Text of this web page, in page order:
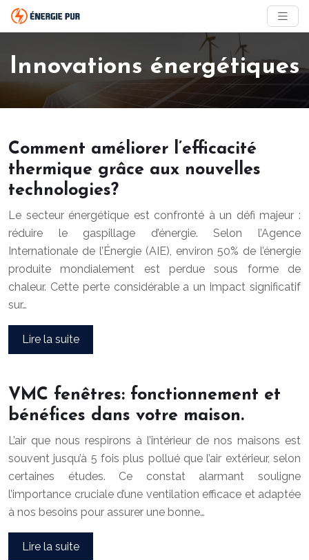
Innovations énergétiques
Comment améliorer l’efficacité
thermique grâce aux nouvelles
technologies?
Le secteur énergétique est confronté à un défi majeur :
réduire le gaspillage d’énergie. Selon l’Agence
Internationale de l’Énergie (AIE), environ 50% de l’énergie
produite mondialement est perdue sous forme de
chaleur. Cette perte considérable a un impact significatif
sur…
Lire la suite
VMC fenêtres: fonctionnement et
bénéfices dans votre maison.
L’air que nous respirons à l’intérieur de nos maisons est
souvent jusqu’à 5 fois plus pollué que l’air extérieur, selon
certaines études. Ce constat alarmant souligne
l’importance cruciale d’une ventilation efficace et adaptée
à nos besoins pour assurer une bonne…
Lire la suite